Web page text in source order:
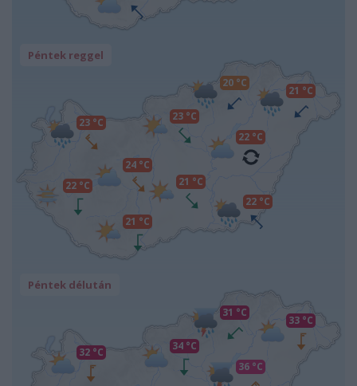
Péntek reggel
23 °C
22 °C
24 °C
21 °C
23 °C
21 °C
20 °C
22 °C
22 °C
21 °C
Péntek délután
32 °C 34 °C
31 °C
36 °C
33 °C